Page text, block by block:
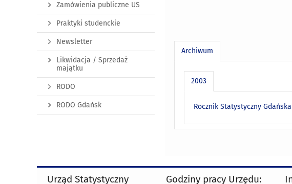
Archiwum
2003
Rocznik Statystyczny
Zamówienia publiczne US
Praktyki studenckie
Newsletter
Likwidacja / Sprzedaż
majątku
RODO
RODO Gdańsk
Urząd Statystyczny
Godziny pracy Urzędu: